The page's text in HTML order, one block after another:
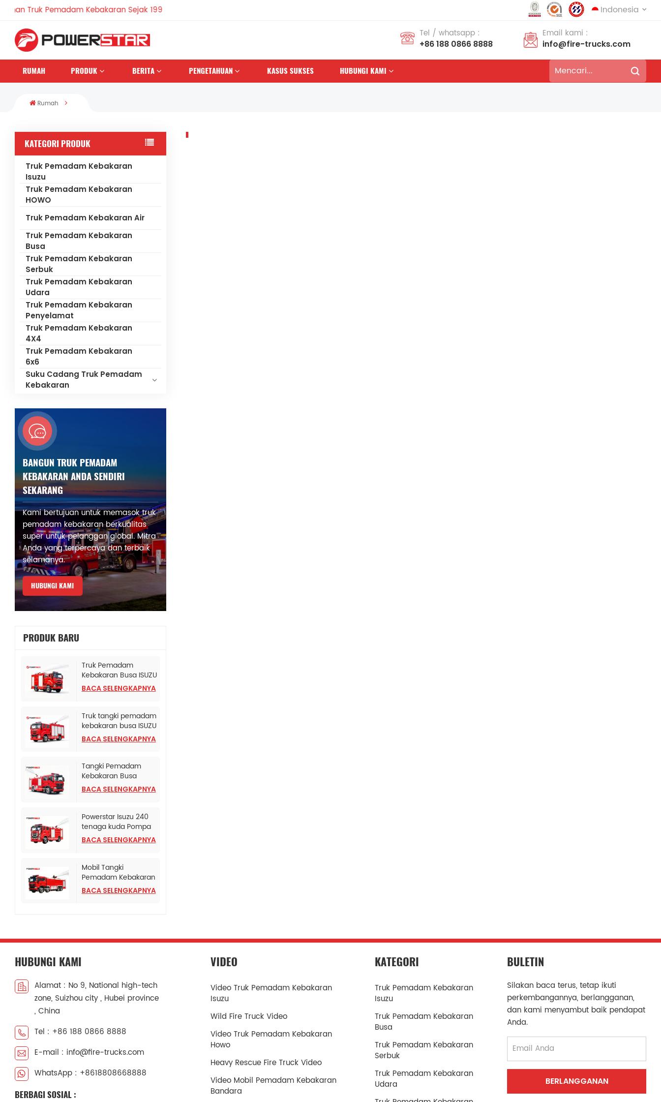
Truk Pemadam Kebakaran Sejak 1990 Indonesia
Deutsch
Tel / whatsapp :
+86 188 0866 8888
Email kami :
info@fire-trucks.com
RUMAH PRODUK BERITA PENGETAHUAN KASUS SUKSES HUBUNGI KAMI
Rumah
KATEGORI PRODUK
Truk Pemadam Kebakaran
Isuzu
Truk Pemadam Kebakaran
HOWO
Truk Pemadam Kebakaran Air
Truk Pemadam Kebakaran
Busa
Truk Pemadam Kebakaran
Serbuk
Truk Pemadam Kebakaran
Udara
Truk Pemadam Kebakaran
Penyelamat
Truk Pemadam Kebakaran
4X4
Truk Pemadam Kebakaran
6x6
Suku Cadang Truk Pemadam
Kebakaran
BANGUN TRUK PEMADAM
KEBAKARAN ANDA SENDIRI
SEKARANG
Kami bertujuan untuk memasok truk
pemadam kebakaran berkualitas
super untuk pelanggan global. Mitra
Anda yang terpercaya dan terbaik
selamanya.
HUBUNGI KAMI
PRODUK BARU
Truk Pemadam
Kebakaran Busa ISUZU
4X4 untuk biro polisi
BACA SELENGKAPNYA
Truk tangki pemadam
kebakaran busa ISUZU
Albania
BACA SELENGKAPNYA
Tangki Pemadam
Kebakaran Busa
Terpasang di Truk
SINOTRUK HOWO TX
BACA SELENGKAPNYA
Powerstar Isuzu 240
tenaga kuda Pompa
Pemadam Kebakaran
Darurat
BACA SELENGKAPNYA
Mobil Tangki
Pemadam Kebakaran
HOWO TX Dengan
Pompa Pemadam
BACA SELENGKAPNYA
HUBUNGI KAMI
Alamat : No 9, National high-tech
zone, Suizhou city , Hubei province
, China
Tel : +86 188 0866 8888
E-mail : info@fire-trucks.com
WhatsApp : +8618808668888
BERBAGI SOSIAL :
VIDEO
Video Truk Pemadam Kebakaran
Isuzu
Wild Fire Truck Video
Video Truk Pemadam Kebakaran
Howo
Heavy Rescue Fire Truck Video
Video Mobil Pemadam Kebakaran
Bandara
KATEGORI
Truk Pemadam Kebakaran
Isuzu
Truk Pemadam Kebakaran
Busa
Truk Pemadam Kebakaran
Serbuk
Truk Pemadam Kebakaran
Udara
BULETIN
Silakan baca terus, tetap ikuti
perkembangannya, berlangganan,
dan kami menyambut baik pendapat
Anda.